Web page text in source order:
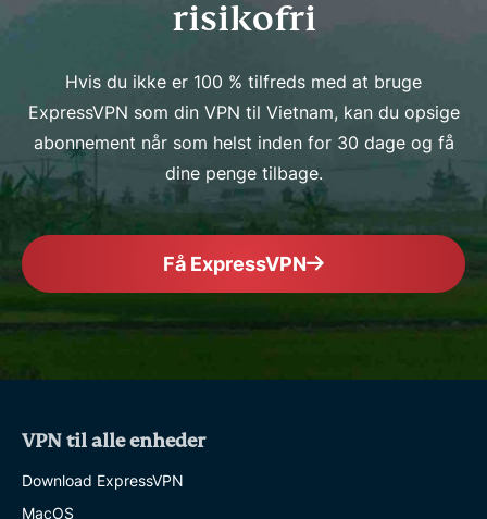
risikofri
Hvis du ikke er 100 % tilfreds med at bruge
ExpressVPN som din VPN til Vietnam, kan du opsige
abonnement når som helst inden for 30 dage og få
dine penge tilbage.
Få ExpressVPN
VPN til alle enheder
Download ExpressVPN
MacOS